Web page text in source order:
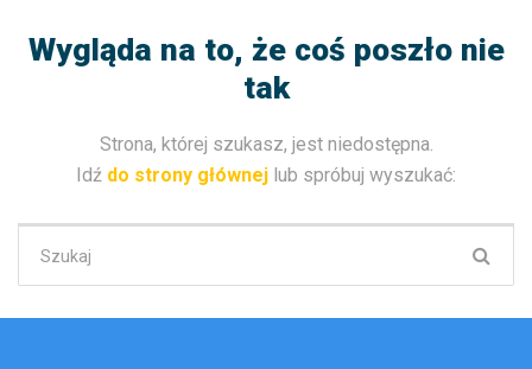
Wygląda na to, że coś poszło nie
tak
Strona, której szukasz, jest niedostępna.
Idź do strony głównej lub spróbuj wyszukać: